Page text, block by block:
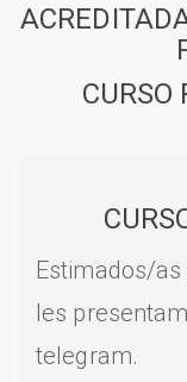
CURSO
Estimados/
les
telegram.